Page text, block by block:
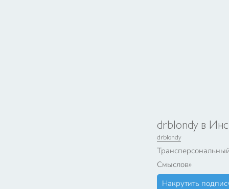
drblondy в
drblondy
Смыслов»
Накрутить